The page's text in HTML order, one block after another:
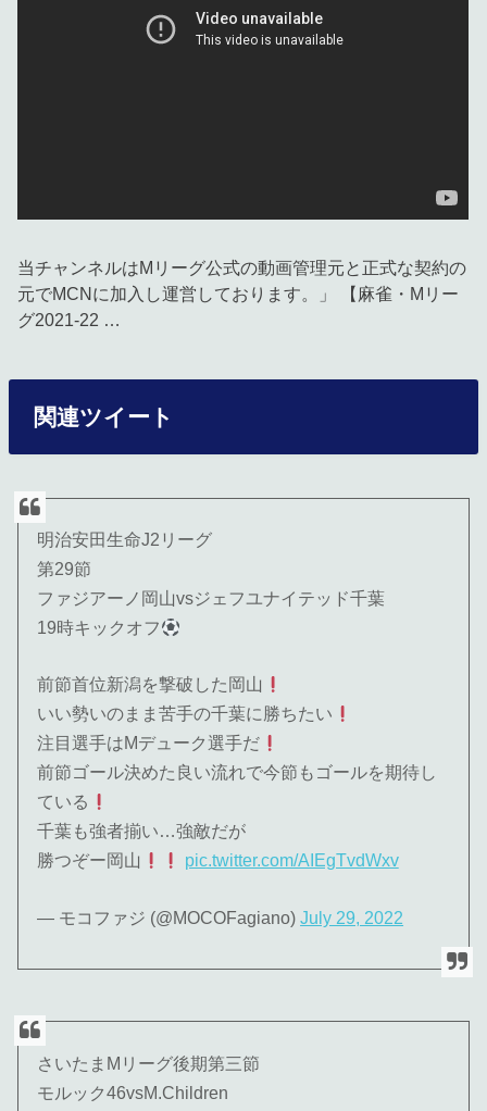
当チャンネルはMリーグ公式の動画管理元と正式な契約の
元でMCNに加入し運営しております。」 【麻雀・Mリー
グ2021-22 …
関連ツイート
明治安田生命J2リーグ
第29節
ファジアーノ岡山vsジェフユナイテッド千葉
19時キックオフ
前節首位新潟を撃破した岡山
いい勢いのまま苦手の千葉に勝ちたい
注目選手はMデューク選手だ
前節ゴール決めた良い流れで今節もゴールを期待し
ている
千葉も強者揃い…強敵だが
勝つぞー岡山
pic.twitter.com/AIEgTvdWxv
— モコファジ (@MOCOFagiano)July 29, 2022
さいたまMリーグ後期第三節
モルック46vsM.Children